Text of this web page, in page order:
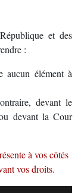
et des
:
aucun élément à
devant le
devant la Cour
à vos côtés
vos droits.